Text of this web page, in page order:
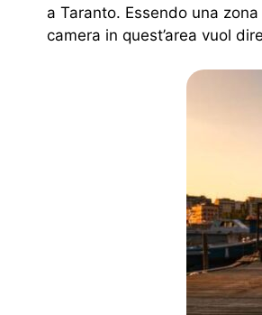
a Taranto. Essendo una
camera in quest’area vuol